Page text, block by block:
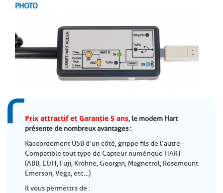
PHOTO
Prix attractif et Garantie 5 ans, le modem Hart
présente de nombreux avantages :
Raccordement USB d’un côté, grippe fils de l’autre
Compatible tout type de Capteur numérique HART
(ABB, E&H, Fuji, Krohne, Georgin, Magnetrol, Rosemount-
Emerson, Vega, etc…)
Il vous permettra de :